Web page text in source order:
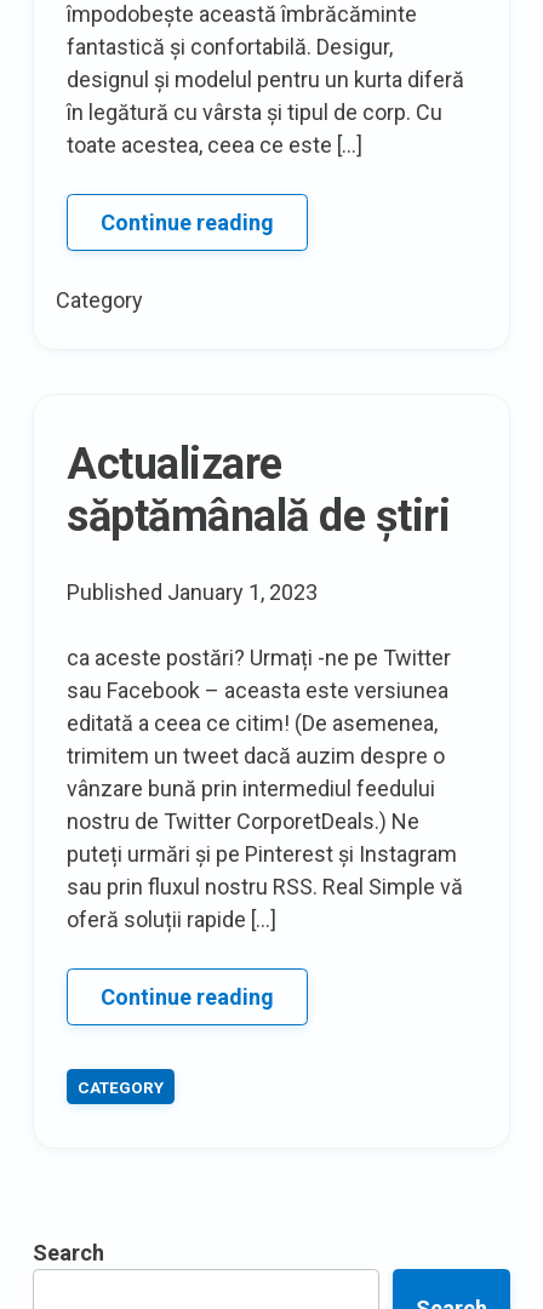
împodobește această îmbrăcăminte
fantastică și confortabilă. Desigur,
designul și modelul pentru un kurta diferă
în legătură cu vârsta și tipul de corp. Cu
toate acestea, ceea ce este […]
Continue reading7
tipuri
pentru
a-
l
la
următor
Category
Actualizare
săptămânală de știri
Published January 1, 2023
ca aceste postări? Urmați -ne pe Twitter
sau Facebook – aceasta este versiunea
editată a ceea ce citim! (De asemenea,
trimitem un tweet dacă auzim despre o
vânzare bună prin intermediul feedului
nostru de Twitter CorporetDeals.) Ne
puteți urmări și pe Pinterest și Instagram
sau prin fluxul nostru RSS. Real Simple vă
oferă soluții rapide […]
Continue readingActualizare
săptămânală
CATEGORY
Search